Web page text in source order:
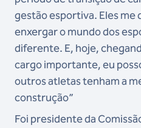
gestão esportiva. Eles me
enxergar o mundo dos
diferente. E, hoje,
cargo importante, eu
outros atletas tenham a
construção”
Foi presidente da